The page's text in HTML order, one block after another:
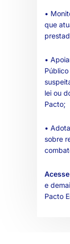
•
que
•
lei ou
Pacto;
•
sobre
e
Pacto